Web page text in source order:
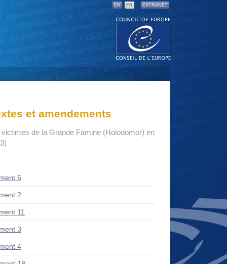
EN FR EXTRANET
et amendements
de la Grande Famine (Holodomor) en
6
2
11
3
4